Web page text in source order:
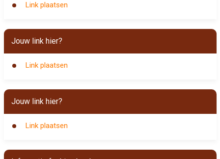
Link plaatsen
Jouw link hier?
Link plaatsen
Jouw link hier?
Link plaatsen